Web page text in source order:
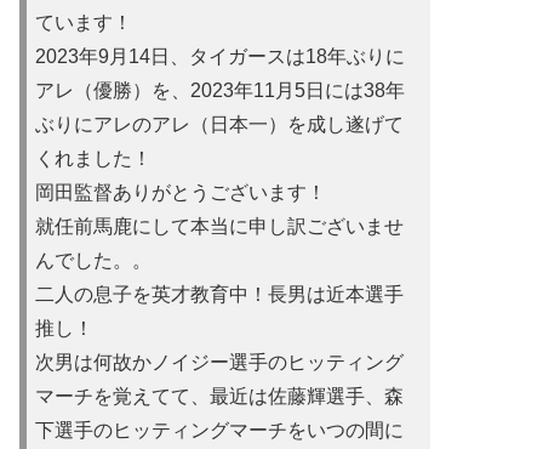
ています！
2023年9月14日、タイガースは18年ぶりに
アレ（優勝）を 、2023年11月5日には38年
ぶりにアレのアレ（日本一）を成し遂げて
くれました！
岡田監督ありがとうございます！
就任前馬鹿にして本当に申し訳ございませ
んでした。。
二人の息子を英才教育中！長男は近本選手
推し！
次男は何故かノイ ジー選手のヒッティング
マーチを覚えてて、最近は佐藤輝選手、森
下選手のヒッティングマーチをいつの間に